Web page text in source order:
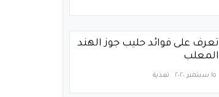
تعرف على فوائد حليب جوز الهند
المعلب
١٥ سبتمبر ٢٠٢٠ تغذية